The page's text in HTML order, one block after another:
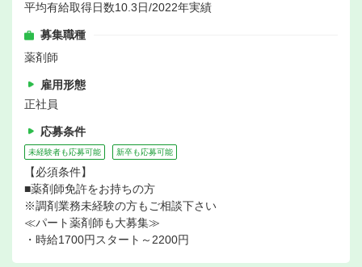
平均有給取得日数10.3日/2022年実績
募集職種
薬剤師
雇用形態
正社員
応募条件
未経験者も応募可能 新卒も応募可能
【必須条件】
■薬剤師免許をお持ちの方
※調剤業務未経験の方もご相談下さい
≪パート薬剤師も大募集≫
・時給1700円スタート～2200円